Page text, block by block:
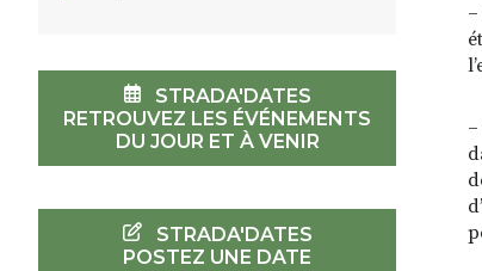
STRADA'DATES
RETROUVEZ LES ÉVÉNEMENTS
DU JOUR ET À VENIR
STRADA'DATES
POSTEZ UNE DATE